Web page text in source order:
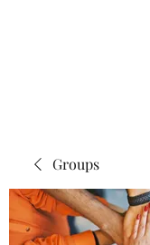
Groups